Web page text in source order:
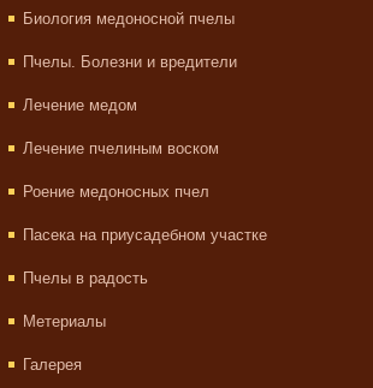
Биология медоносной пчелы
Пчелы. Болезни и вредители
Лечение медом
Лечение пчелиным воском
Роение медоносных пчел
Пасека на приусадебном участке
Пчелы в радость
Метериалы
Галерея